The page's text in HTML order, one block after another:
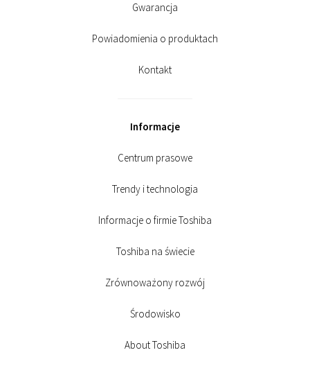
Gwarancja
Powiadomienia o produktach
Kontakt
Informacje
Centrum prasowe
Trendy i technologia
Informacje o firmie Toshiba
Toshiba na świecie
Zrównoważony rozwój
Środowisko
About Toshiba